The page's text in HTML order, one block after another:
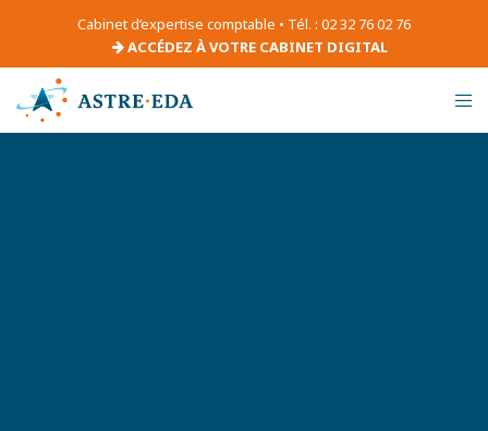
Cabinet d’expertise comptable • Tél. : 02 32 76 02 76
ACCÉDEZ À VOTRE CABINET DIGITAL